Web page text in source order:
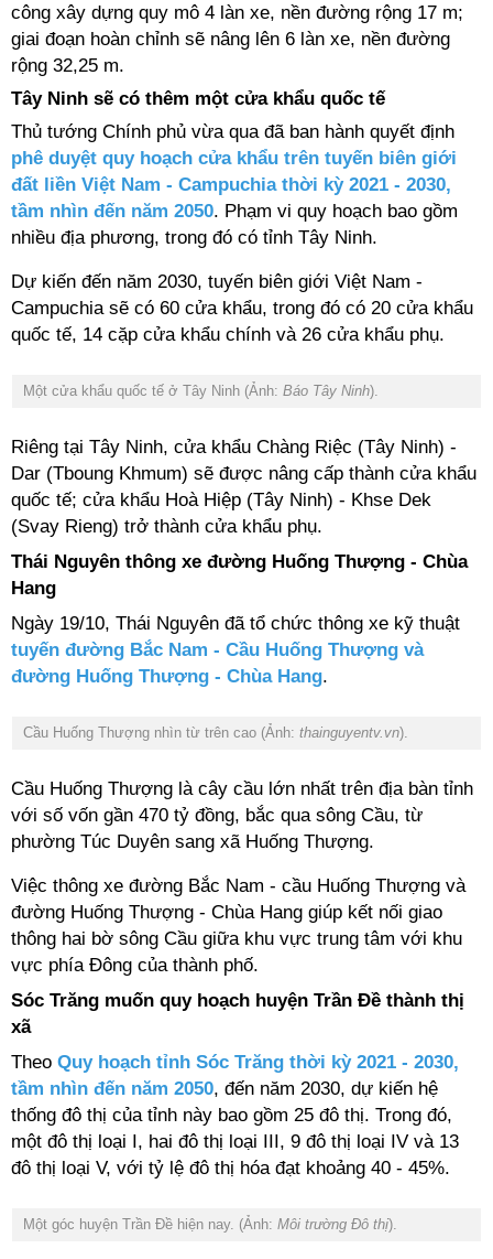
công xây dựng quy mô 4 làn xe, nền đường rộng 17 m;
giai đoạn hoàn chỉnh sẽ nâng lên 6 làn xe, nền đường
rộng 32,25 m.
Tây Ninh sẽ có thêm một cửa khẩu quốc tế
Thủ tướng Chính phủ vừa qua đã ban hành quyết định
phê duyệt quy hoạch cửa khẩu trên tuyến biên giới
đất liền Việt Nam - Campuchia thời kỳ 2021 - 2030,
tầm nhìn đến năm 2050. Phạm vi quy hoạch bao gồm
nhiều địa phương, trong đó có tỉnh Tây Ninh.
Dự kiến đến năm 2030, tuyến biên giới Việt Nam -
Campuchia sẽ có 60 cửa khẩu, trong đó có 20 cửa khẩu
quốc tế, 14 cặp cửa khẩu chính và 26 cửa khẩu phụ.
Một cửa khẩu quốc tế ở Tây Ninh (Ảnh: Báo Tây Ninh).
Riêng tại Tây Ninh, cửa khẩu Chàng Riệc (Tây Ninh) -
Dar (Tboung Khmum) sẽ được nâng cấp thành cửa khẩu
quốc tế; cửa khẩu Hoà Hiệp (Tây Ninh) - Khse Dek
(Svay Rieng) trở thành cửa khẩu phụ.
Thái Nguyên thông xe đường Huống Thượng - Chùa
Hang
Ngày 19/10, Thái Nguyên đã tổ chức thông xe kỹ thuật
tuyến đường Bắc Nam - Cầu Huống Thượng và
đường Huống Thượng - Chùa Hang.
Cầu Huống Thượng nhìn từ trên cao (Ảnh: thainguyentv.vn).
Cầu Huống Thượng là cây cầu lớn nhất trên địa bàn tỉnh
với số vốn gần 470 tỷ đồng, bắc qua sông Cầu, từ
phường Túc Duyên sang xã Huống Thượng.
Việc thông xe đường Bắc Nam - cầu Huống Thượng và
đường Huống Thượng - Chùa Hang giúp kết nối giao
thông hai bờ sông Cầu giữa khu vực trung tâm với khu
vực phía Đông của thành phố.
Sóc Trăng muốn quy hoạch huyện Trần Đề thành thị
xã
Theo Quy hoạch tỉnh Sóc Trăng thời kỳ 2021 - 2030,
tầm nhìn đến năm 2050, đến năm 2030, dự kiến hệ
thống đô thị của tỉnh này bao gồm 25 đô thị. Trong đó,
một đô thị loại I, hai đô thị loại III, 9 đô thị loại IV và 13
đô thị loại V, với tỷ lệ đô thị hóa đạt khoảng 40 - 45%.
Một góc huyện Trần Đề hiện nay. (Ảnh: Môi trường Đô thị).